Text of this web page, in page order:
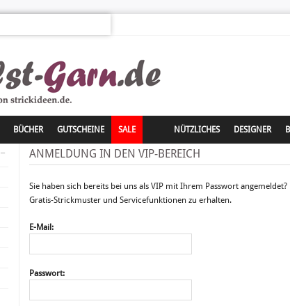
BÜCHER GUTSCHEINE SALE NÜTZLICHES DESIGNER
ANMELDUNG IN DEN VIP-BEREICH
Sie haben sich bereits bei uns als VIP mit Ihrem Passwort
Gratis-Strickmuster und Servicefunktionen zu erhalten.
E-Mail:
Passwort: